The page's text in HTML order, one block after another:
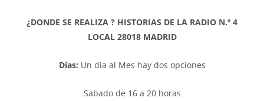
¿DONDE SE REALIZA ? HISTORIAS DE LA RADIO N.º 4
LOCAL 28018 MADRID
Días: Un dia al Mes hay dos opciones
Sabado de 16 a 20 horas